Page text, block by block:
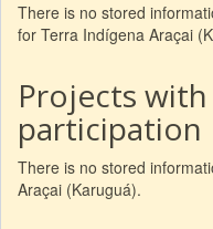
There is no stored
for Terra Indígena Araçai
Projects
participation
There is no stored
Araçai (Karuguá).